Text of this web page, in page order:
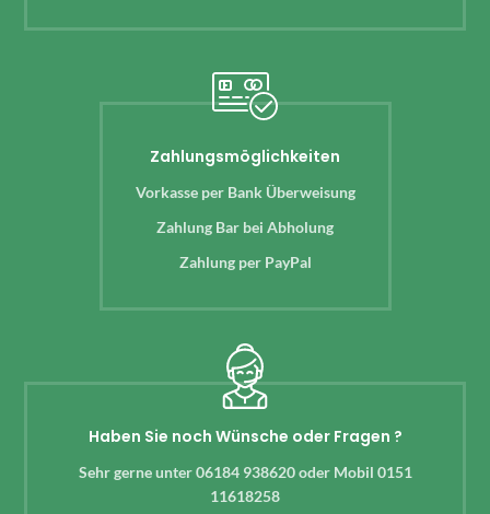
Zahlungsmöglichkeiten
Vorkasse per Bank Überweisung
Zahlung Bar bei Abholung
Zahlung per PayPal
Haben Sie noch Wünsche oder Fragen ?
Sehr gerne unter 06184 938620 oder Mobil 0151
11618258